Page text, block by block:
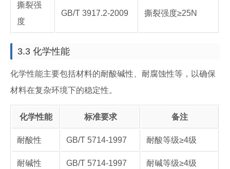
撕裂强
度
GB/T 3917.2-2009 撕裂强度≥25N
3.3 化学性能
化学性能主要包括材料的耐酸碱性、耐腐蚀性等，以确保
材料在复杂环境下的稳定性。
化学性能 标准要求 备注
耐酸性 GB/T 5714-1997 耐酸等级≥4级
耐碱性 GB/T 5714-1997 耐碱等级≥4级